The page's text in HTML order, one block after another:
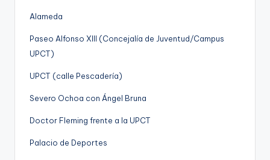
Alameda
Paseo Alfonso XIII (Concejalía de Juventud/Campus
UPCT)
UPCT (calle Pescadería)
Severo Ochoa con Ángel Bruna
Doctor Fleming frente a la UPCT
Palacio de Deportes